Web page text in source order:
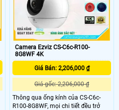
sáng đẹp
Camera Ezviz CS-C6c-R100-
8G8WF 4K
Giá Bán: 2,206,000 ₫
Giá gốc: 2,206,000 ₫
Thông qua ống kính của CS-C6c-
R100-8G8WF, mọi chi tiết đều trở